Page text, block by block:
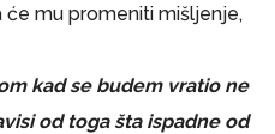
će mu promeniti mišljenje,
kad se budem vratio ne
od toga šta ispadne od